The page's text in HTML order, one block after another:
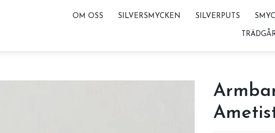
OM OSS SILVERSMYCKEN SILVERPUTS